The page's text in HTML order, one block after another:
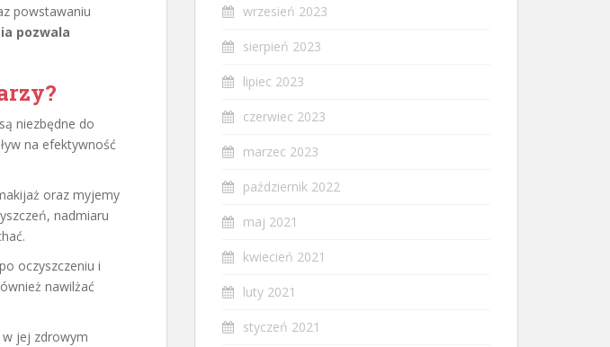
powstawaniu
pozwala
niezbędne do
na efektywność
oraz myjemy
nadmiaru
oczyszczeniu i
nawilżać
jej zdrowym
wrzesień 2023
sierpień 2023
lipiec 2023
czerwiec 2023
marzec 2023
październik 2022
maj 2021
kwiecień 2021
luty 2021
styczeń 2021